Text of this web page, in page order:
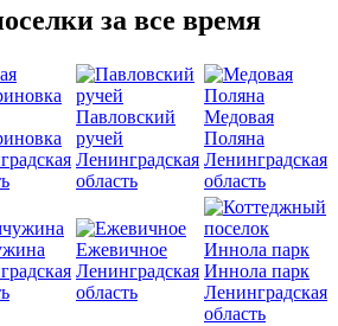
за все время
Павловский
ручей
Ленинградская
область
Медовая
Поляна
Ленинградская
область
Ежевичное
Ленинградская
область
Иннола парк
Ленинградская
область